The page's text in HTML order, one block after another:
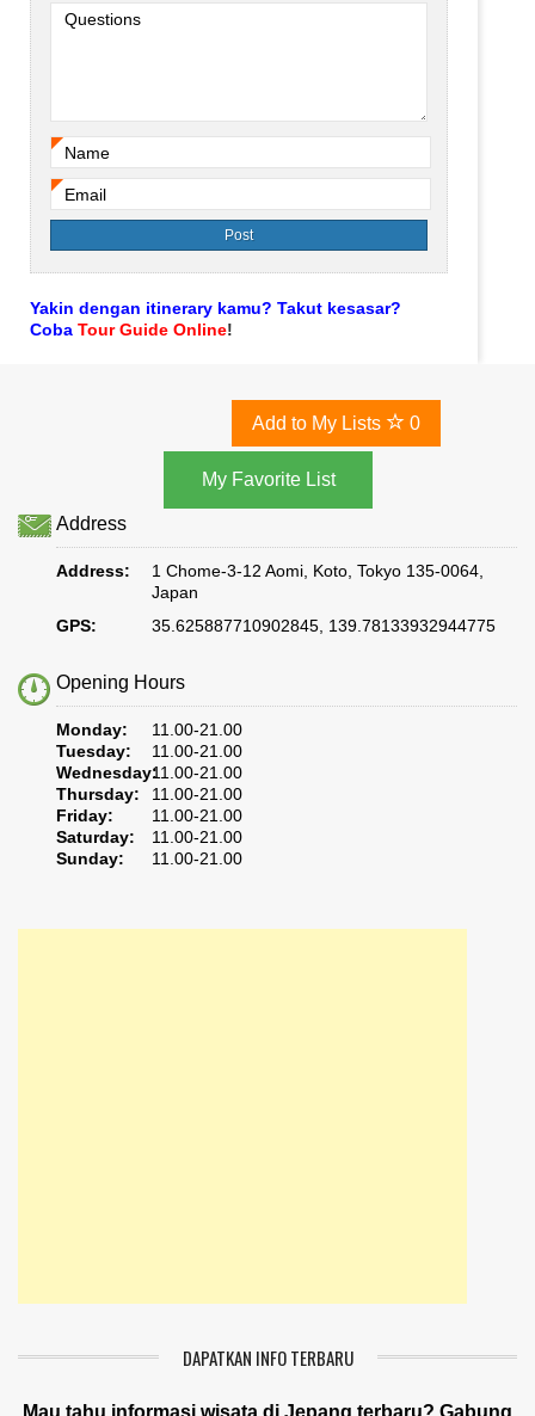
Questions
Name
Email
Yakin dengan itinerary kamu? Takut kesasar?
Coba Tour Guide Online!
Add to My Lists 0
Address
Address:
1 Chome-3-12 Aomi, Koto, Tokyo 135-0064,
Japan
GPS:
35.625887710902845, 139.78133932944775
Opening Hours
Monday:
11.00-21.00
Tuesday:
11.00-21.00
Wednesday:11.00-21.00
Thursday:
11.00-21.00
Friday:
11.00-21.00
Saturday:
11.00-21.00
Sunday:
11.00-21.00
DAPATKAN INFO TERBARU
Mau tahu informasi wisata di Jepang terbaru? Gabung